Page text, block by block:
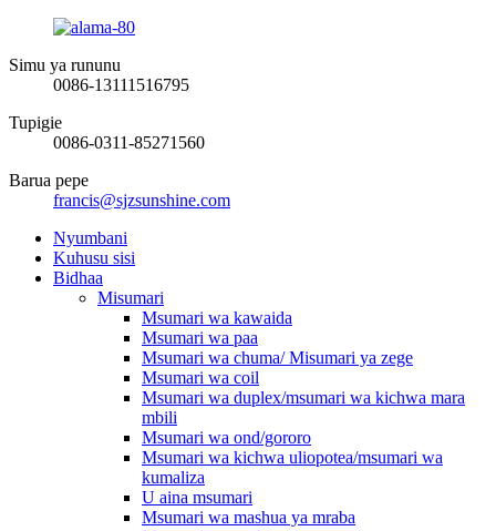
Simu ya rununu
0086-13111516795
Tupigie
0086-0311-85271560
Barua pepe
francis@sjzsunshine.com
Nyumbani
Kuhusu sisi
Bidhaa
Misumari
Msumari wa kawaida
Msumari wa paa
Msumari wa chuma/ Misumari ya zege
Msumari wa coil
Msumari wa duplex/msumari wa kichwa mara
mbili
Msumari wa ond/gororo
Msumari wa kichwa uliopotea/msumari wa
kumaliza
U aina msumari
Msumari wa mashua ya mraba